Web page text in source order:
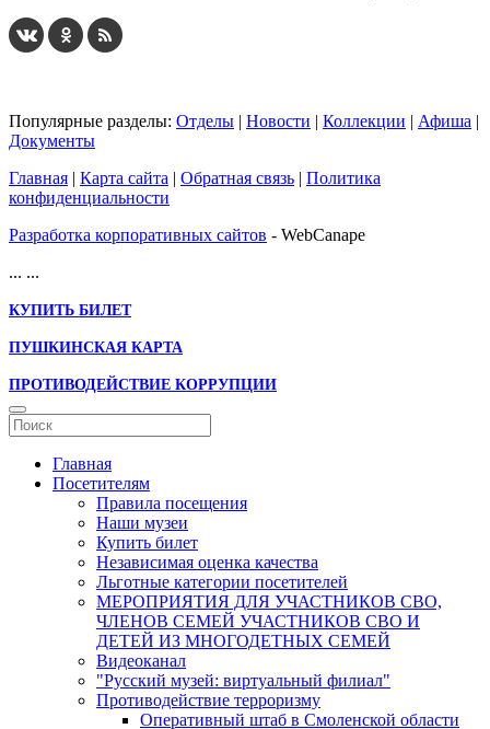
Популярные разделы: Отделы | Новости | Коллекции | Афиша |
Документы
Главная | Карта сайта | Обратная связь | Политика
конфиденциальности
Разработка корпоративных сайтов - WebCanape
... ...
КУПИТЬ БИЛЕТ
ПУШКИНСКАЯ КАРТА
ПРОТИВОДЕЙСТВИЕ КОРРУПЦИИ
Главная
Посетителям
Правила посещения
Наши музеи
Купить билет
Независимая оценка качества
Льготные категории посетителей
МЕРОПРИЯТИЯ ДЛЯ УЧАСТНИКОВ СВО,
ЧЛЕНОВ СЕМЕЙ УЧАСТНИКОВ СВО И
ДЕТЕЙ ИЗ МНОГОДЕТНЫХ СЕМЕЙ
Видеоканал
"Русский музей: виртуальный филиал"
Противодействие терроризму
Оперативный штаб в Смоленской области